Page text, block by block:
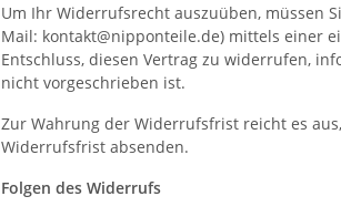
Um Ihr Widerrufsrecht auszuüben, müssen
Mail: kontakt@nipponteile.de) mittels einer
Entschluss, diesen Vertrag zu widerrufen,
nicht vorgeschrieben ist.
Zur Wahrung der Widerrufsfrist reicht es
Widerrufsfrist absenden.
Folgen des Widerrufs